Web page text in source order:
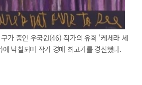
가 중인 우국원(46) 작가의 유화 '케세라 세
낙찰되며 작가 경매 최고가를 경신했다.